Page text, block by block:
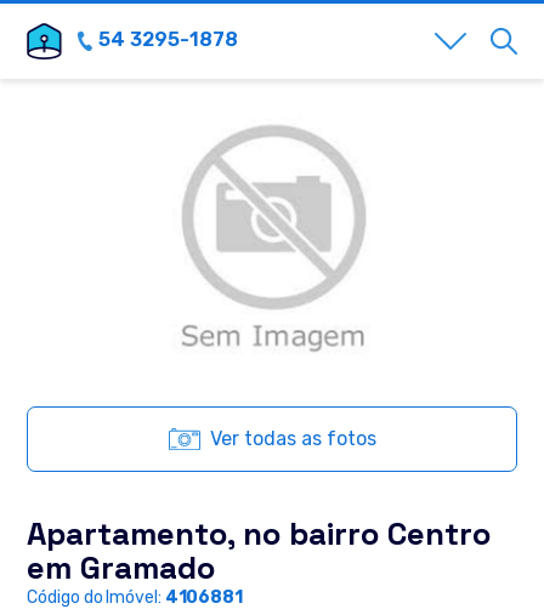
54 3295-1878
Ver todas as fotos
Apartamento, no bairro Centro
em Gramado
Código do Imóvel: 4106881